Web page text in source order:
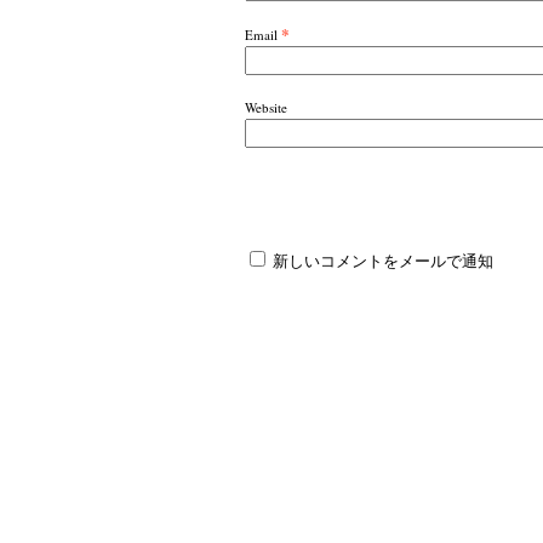
Email *
Website
新しいコメントをメールで通知